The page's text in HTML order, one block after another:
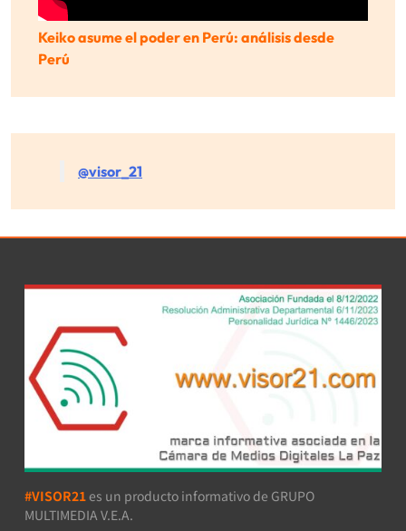
Keiko asume el poder en Perú: análisis desde
Perú
@visor_21
#VISOR21 es un producto informativo de GRUPO
MULTIMEDIA V.E.A.